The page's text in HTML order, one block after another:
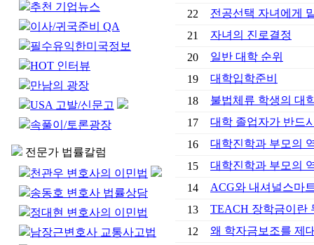
추천 기업뉴스
이사/귀국준비 QA
필수유익한미국정보
HOT 인터뷰
만남의 광장
USA 고발/신문고
속풀이/토론광장
전문가 법률칼럼
천관우 변호사의 이민법
송동호 변호사 법률상담
정대현 변호사의 이민법
남장근변호사 교통사고법
22
전공선택 자녀에게
21
자녀의 진로결정
20
일반 대학 순위
19
대학입학준비
18
불법체류 학생의 대
17
대학 졸업자가 반드
16
대학진학과 부모의
15
대학진학과 부모의
14
ACG와 내셔널스마
13
TEACH 장학금이란
12
왜 학자금보조를 제